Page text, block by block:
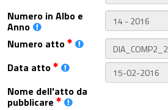
Numero in Albo e
Anno
Numero atto
Data atto
Nome dell'atto da
pubblicare